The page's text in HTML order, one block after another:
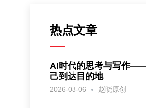
热点文章
AI时代的思考与写作
己到达目的地
2026-08-06 赵晓原创